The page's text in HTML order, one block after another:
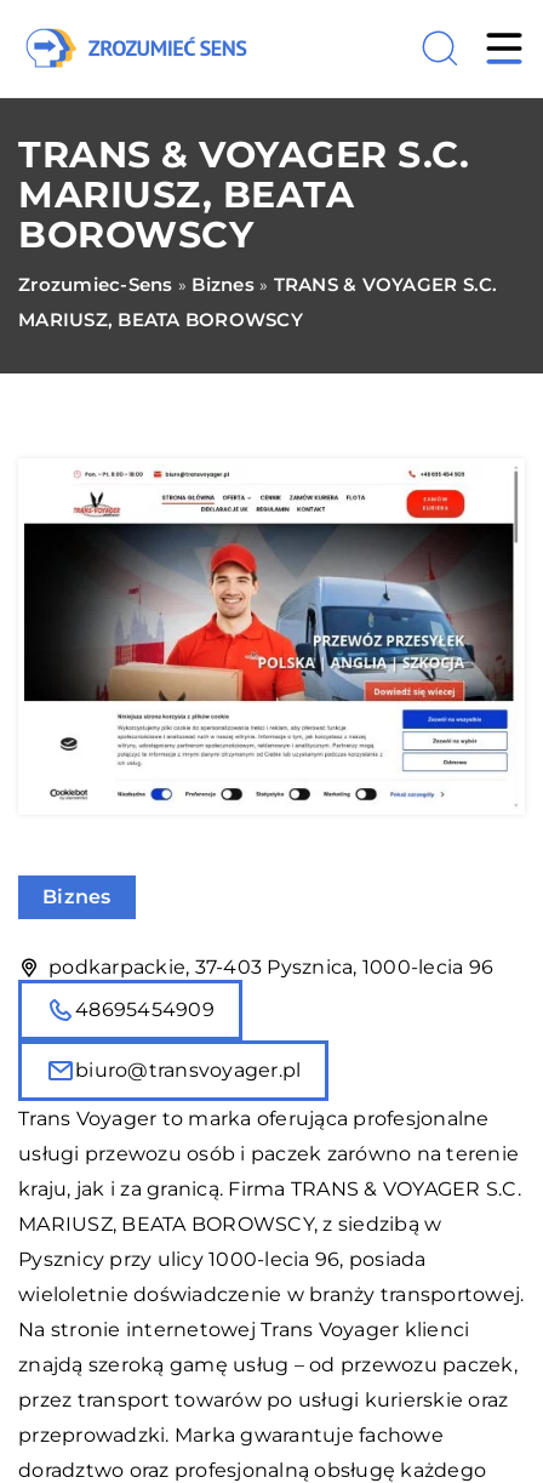
TRANS & VOYAGER S.C.
MARIUSZ, BEATA
BOROWSCY
Zrozumiec-Sens » Biznes» TRANS & VOYAGER S.C.
MARIUSZ, BEATA BOROWSCY
Biznes
podkarpackie, 37-403 Pysznica, 1000-lecia 96
48695454909
biuro@transvoyager.pl
Trans Voyager to marka oferująca profesjonalne
usługi przewozu osób i paczek zarówno na terenie
kraju, jak i za granicą. Firma TRANS & VOYAGER S.C.
MARIUSZ, BEATA BOROWSCY, z siedzibą w
Pysznicy przy ulicy 1000-lecia 96, posiada
wieloletnie doświadczenie w branży transportowej.
Na stronie internetowej Trans Voyager klienci
znajdą szeroką gamę usług – od przewozu paczek,
przez transport towarów po usługi kurierskie oraz
przeprowadzki. Marka gwarantuje fachowe
doradztwo oraz profesjonalną obsługę każdego